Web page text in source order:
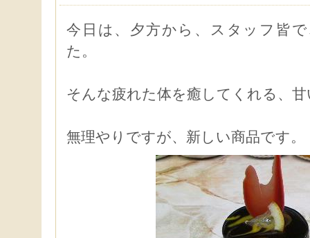
今日は、夕方から、スタッフ皆
た。
そんな疲れた体を癒してくれる、
無理やりですが、新しい商品です。